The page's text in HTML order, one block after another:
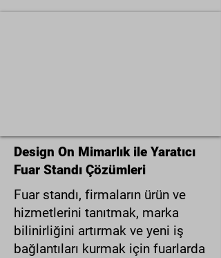
Design On Mimarlık ile Yaratıcı
Fuar Standı Çözümleri
Fuar standı, firmaların ürün ve
hizmetlerini tanıtmak, marka
bilinirliğini artırmak ve yeni iş
bağlantıları kurmak için fuarlarda